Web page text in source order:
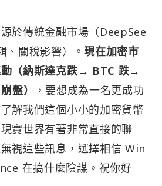
於傳統金融市場（DeepSee
、關稅影響）。現在加密市
動（納斯達克跌→ BTC 跌→
盤）
，要想成為一名更成功
解我們這個小小的加密貨幣
實世界有著非常直接的聯
視這些訊息，選擇相信 Win
在搞什麼陰謀。祝你好